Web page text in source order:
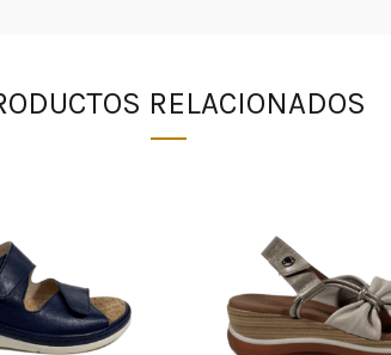
RELACIONADOS